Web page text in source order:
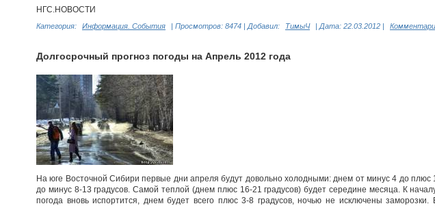
НГС.НОВОСТИ
Категория: Информация. События | Просмотров: 8474 | Добавил: ТимыЧ | Дата: 22.03.2012 |
Долгосрочный прогноз погоды на Апрель 2012 года
На юге Восточной Сибири первые дни апреля будут довольно холодными: днем от минус 4 до плюс
до минус 8-13 градусов. Самой теплой (днем плюс 16-21 градусов) будет середине месяца. К
погода вновь испортится, днем будет всего плюс 3-8 градусов, ночью не исключены